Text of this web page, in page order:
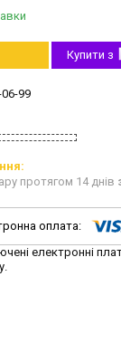
Купити з
99
протягом 14 днів
електронні